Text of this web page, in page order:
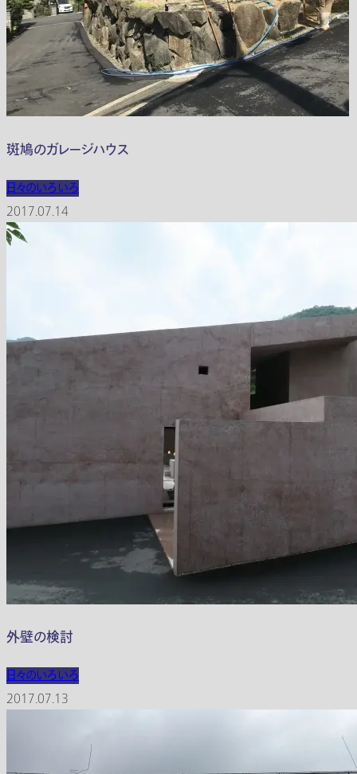
斑鳩のガレージハウス
日々のいろいろ
2017.07.14
外壁の検討
日々のいろいろ
2017.07.13